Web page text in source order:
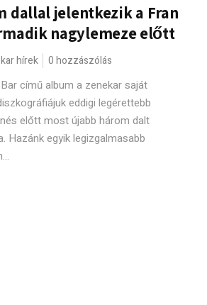
dallal jelentkezik a Fran
nagylemeze előtt
hírek 0 hozzászólás
című album a zenekar saját
eddigi legérettebb
előtt most újabb három dalt
Hazánk egyik legizgalmasabb